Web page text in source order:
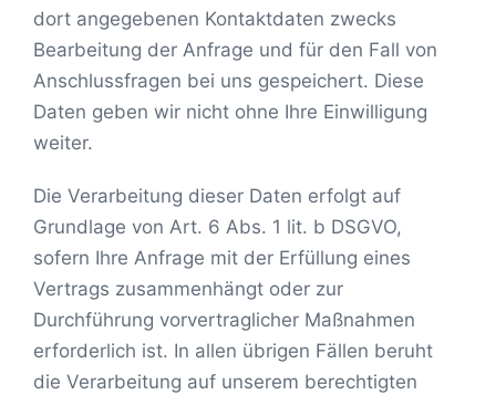
dort angegebenen Kontaktdaten zwecks
Bearbeitung der Anfrage und für den Fall von
Anschlussfragen bei uns gespeichert. Diese
Daten geben wir nicht ohne Ihre Einwilligung
weiter.
Die Verarbeitung dieser Daten erfolgt auf
Grundlage von Art. 6 Abs. 1 lit. b DSGVO,
sofern Ihre Anfrage mit der Erfüllung eines
Vertrags zusammenhängt oder zur
Durchführung vorvertraglicher Maßnahmen
erforderlich ist. In allen übrigen Fällen beruht
die Verarbeitung auf unserem berechtigten